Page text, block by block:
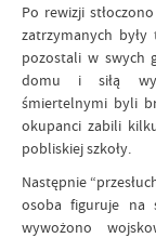
Po rewizji
zatrzymanych
pozostali w swych
domu i siłą
śmiertelnymi byli
okupanci zabili
pobliskiej szkoły.
Następnie
osoba figuruje na
wywożono